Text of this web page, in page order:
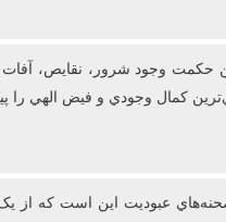
وجود شرور، نقايص، آفات و
کمال وجودي و فيض الهي را
عبوديت این است که از يک